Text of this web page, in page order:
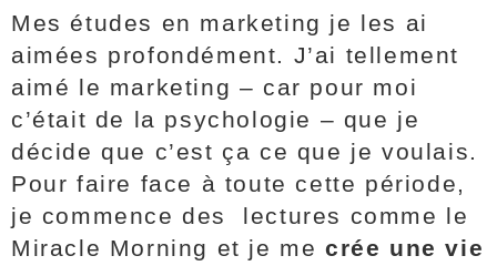
Mes études en marketing je les ai
aimées profondément. J’ai tellement
aimé le marketing – car pour moi
c’était de la psychologie – que je
décide que c’est ça ce que je voulais.
Pour faire face à toute cette période,
je commence des lectures comme le
Miracle Morning et je me crée une vie